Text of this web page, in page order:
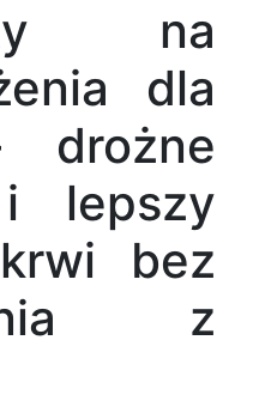
na
dla
drożne
lepszy
bez
z